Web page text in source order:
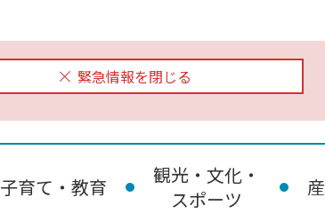
緊急情報を閉じる
子育て・教育
観光・文化・
スポーツ